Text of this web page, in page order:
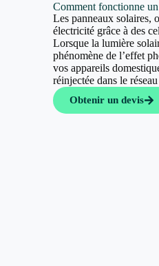
Comment fonctionne
Les panneaux solaires,
électricité grâce à des
Lorsque la lumière
phénomène de l’effet
vos appareils
réinjectée dans le
Obtenir un devis